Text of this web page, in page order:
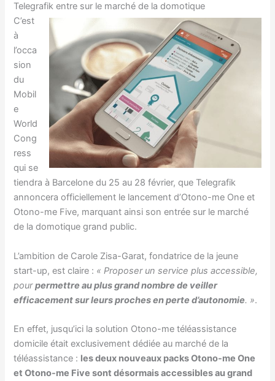
Telegrafik entre sur le marché de la domotique
C’est
à
l’occa
sion
du
Mobil
e
World
Cong
ress
qui se
tiendra à Barcelone du 25 au 28 février, que Telegrafik
annoncera officiellement le lancement d’Otono-me One et
Otono-me Five, marquant ainsi son entrée sur le marché
de la domotique grand public.
L’ambition de Carole Zisa-Garat, fondatrice de la jeune
start-up, est claire : « Proposer un service plus accessible,
pourpermettre au plus grand nombre de veiller
efficacement sur leurs proches en perte d’autonomie. ».
En effet, jusqu’ici la solution Otono-me téléassistance
domicile était exclusivement dédiée au marché de la
téléassistance : les deux nouveaux packs Otono-me One
et Otono-me Five sont désormais accessibles au grand